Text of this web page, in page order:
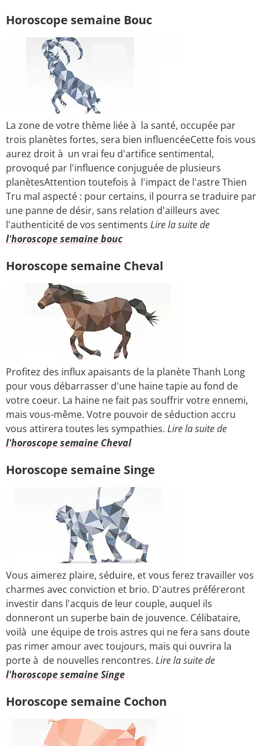
Horoscope semaine Bouc
La zone de votre thème liée à la santé, occupée par
trois planètes fortes, sera bien influencéeCette fois vous
aurez droit à un vrai feu d'artifice sentimental,
provoqué par l'influence conjuguée de plusieurs
planètesAttention toutefois à l'impact de l'astre Thien
Tru mal aspecté : pour certains, il pourra se traduire par
une panne de désir, sans relation d'ailleurs avec
l'authenticité de vos sentiments Lire la suite de
l'horoscope semaine bouc
Horoscope semaine Cheval
Profitez des influx apaisants de la planète Thanh Long
pour vous débarrasser d'une haine tapie au fond de
votre coeur. La haine ne fait pas souffrir votre ennemi,
mais vous-même. Votre pouvoir de séduction accru
vous attirera toutes les sympathies. Lire la suite de
l'horoscope semaine Cheval
Horoscope semaine Singe
Vous aimerez plaire, séduire, et vous ferez travailler vos
charmes avec conviction et brio. D'autres préféreront
investir dans l'acquis de leur couple, auquel ils
donneront un superbe bain de jouvence. Célibataire,
voilà une équipe de trois astres qui ne fera sans doute
pas rimer amour avec toujours, mais qui ouvrira la
porte à de nouvelles rencontres. Lire la suite de
l'horoscope semaine Singe
Horoscope semaine Cochon